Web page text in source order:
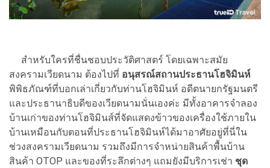
สำหรับใครที่ชื่นชอบประวัติศาสตร์ โดยเฉพาะสมัย
สงครามเวียดนาม ต้องไปที่ อนุสรณ์สถานประธานโฮจิมินห์
พิพิธภัณฑ์ที่บอกเล่าเกี่ยวกับท่านโฮจิมินห์ อดีตนายกรัฐมนตรี
และประธานาธิบดีของเวียดนามนั่นเองค่ะ มีทั้งอาคารจำลอง
บ้านเก่าของท่านโฮจิมินส์ที่จัดแสดงข้าวของเครื่องใช้ภายใน
บ้านเหมือนกับตอนที่ประธานโฮจิมินห์ได้มาอาศัยอยู่ที่นี่ใน
ช่วงสงครามเวียดนาม รวมถึงมีการจำหน่ายสินค้าพื้นบ้าน
สินค้า OTOP และของที่ระลึกต่างๆ แถมยังมีบริการเช่า ชุด